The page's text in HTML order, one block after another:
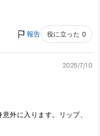
報告 役に立った 0
2025/7/10
外に入ります。リップ、